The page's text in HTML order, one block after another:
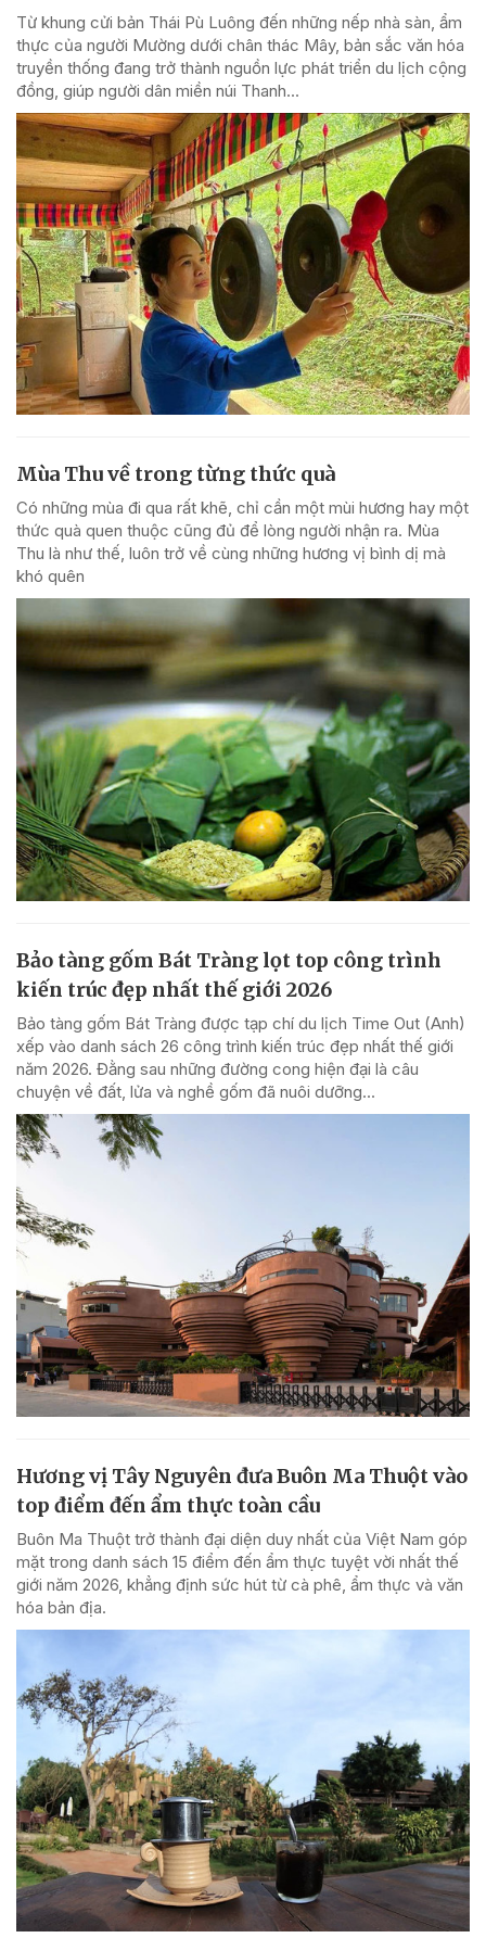
Từ khung cửi bản Thái Pù Luông đến những nếp nhà sàn, ẩm
thực của người Mường dưới chân thác Mây, bản sắc văn hóa
truyền thống đang trở thành nguồn lực phát triển du lịch cộng
đồng, giúp người dân miền núi Thanh...
Mùa Thu về trong từng thức quà
Có những mùa đi qua rất khẽ, chỉ cần một mùi hương hay một
thức quà quen thuộc cũng đủ để lòng người nhận ra. Mùa
Thu là như thế, luôn trở về cùng những hương vị bình dị mà
khó quên
Bảo tàng gốm Bát Tràng lọt top công trình
kiến trúc đẹp nhất thế giới 2026
Bảo tàng gốm Bát Tràng được tạp chí du lịch Time Out (Anh)
xếp vào danh sách 26 công trình kiến trúc đẹp nhất thế giới
năm 2026. Đằng sau những đường cong hiện đại là câu
chuyện về đất, lửa và nghề gốm đã nuôi dưỡng...
Hương vị Tây Nguyên đưa Buôn Ma Thuột vào
top điểm đến ẩm thực toàn cầu
Buôn Ma Thuột trở thành đại diện duy nhất của Việt Nam góp
mặt trong danh sách 15 điểm đến ẩm thực tuyệt vời nhất thế
giới năm 2026, khẳng định sức hút từ cà phê, ẩm thực và văn
hóa bản địa.